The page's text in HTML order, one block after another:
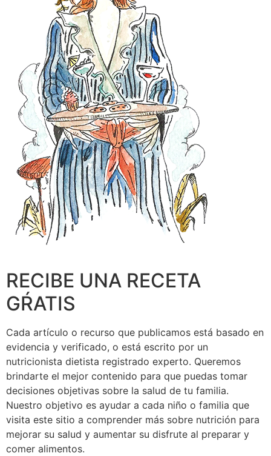
RECIBE UNA RECETA
GŔATIS
Cada artículo o recurso que publicamos está basado en
evidencia y verificado, o está escrito por un
nutricionista dietista registrado experto. Queremos
brindarte el mejor contenido para que puedas tomar
decisiones objetivas sobre la salud de tu familia.
Nuestro objetivo es ayudar a cada niño o familia que
visita este sitio a comprender más sobre nutrición para
mejorar su salud y aumentar su disfrute al preparar y
comer alimentos.